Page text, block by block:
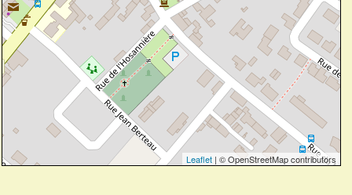
Leaflet | © OpenStreetMap contributors